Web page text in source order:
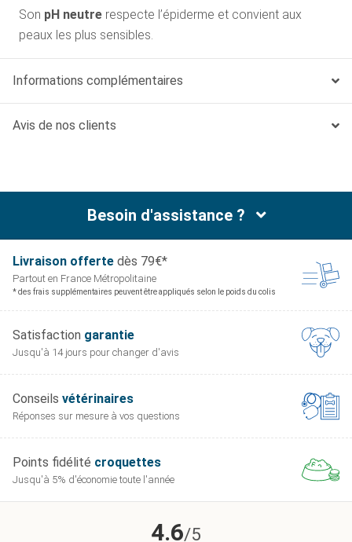
Son pH neutre respecte l’épiderme et convient aux
peaux les plus sensibles.
Informations complémentaires
Avis de nos clients
Besoin d'assistance ?
Livraison offerte dès 79€*
Partout en France Métropolitaine
* des frais supplémentaires peuvent être appliqués selon le poids du colis
Satisfaction garantie
Jusqu'à 14 jours pour changer d'avis
Conseils vétérinaires
Réponses sur mesure à vos questions
Points fidélité croquettes
Jusqu'à 5% d'économie toute l'année
4.6/5